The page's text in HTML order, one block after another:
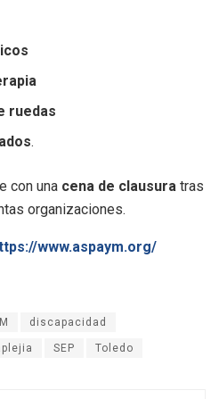
ruedas
.
con una cena de clausura tras
organizaciones.
www.aspaym.org/
discapacidad
SEP Toledo